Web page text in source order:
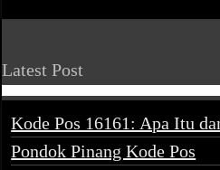
Latest Post
Kode Pos 16161: Apa Itu
Pondok Pinang Kode Pos